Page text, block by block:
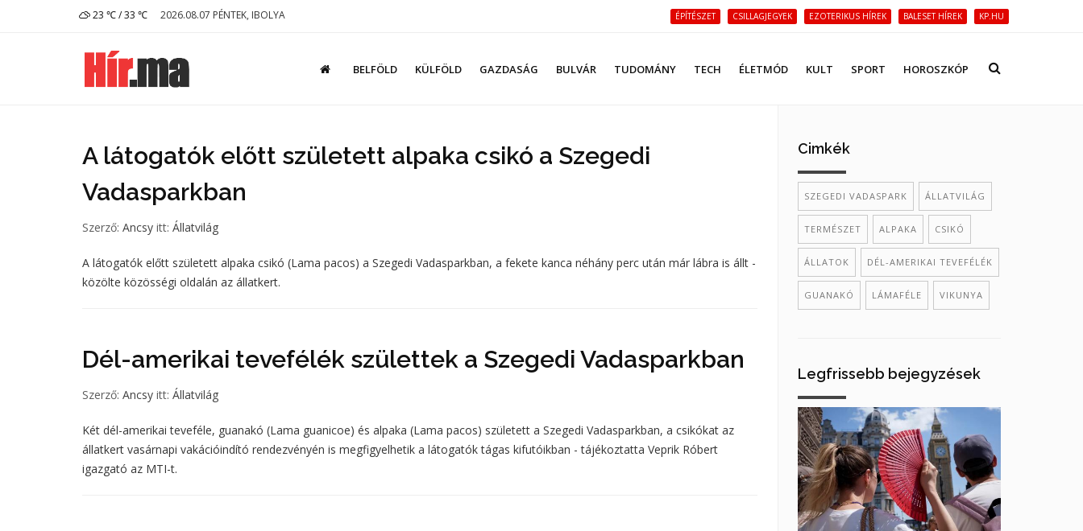
23 ℃ / 33 ℃ 2026.08.07 PÉNTEK, IBOLYA ÉPÍTÉSZET CSILLAGJEGYEK EZOTERIKUS HÍREK BALESET HÍREK KP.HU
BELFÖLD KÜLFÖLD GAZDASÁG BULVÁR TUDOMÁNY TECH ÉLETMÓD KULT SPORT HOROSZKÓP
A látogatók előtt született alpaka csikó a Szegedi
Vadasparkban
Szerző: Ancsy itt: Állatvilág
A látogatók előtt született alpaka csikó (Lama pacos) a Szegedi Vadasparkban, a fekete kanca néhány perc után már lábra is állt -
közölte közösségi oldalán az állatkert.
Dél-amerikai tevefélék születtek a Szegedi Vadasparkban
Szerző: Ancsy itt: Állatvilág
Két dél-amerikai teveféle, guanakó (Lama guanicoe) és alpaka (Lama pacos) született a Szegedi Vadasparkban, a csikókat az
állatkert vasárnapi vakációindító rendezvényén is megfigyelhetik a látogatók tágas kifutóikban - tájékoztatta Veprik Róbert
igazgató az MTI-t.
Cimkék
SZEGEDI VADASPARK ÁLLATVILÁG
TERMÉSZET ALPAKA CSIKÓ
ÁLLATOK DÉL-AMERIKAI TEVEFÉLÉK
GUANAKÓ LÁMAFÉLE VIKUNYA
Legfrissebb bejegyzések